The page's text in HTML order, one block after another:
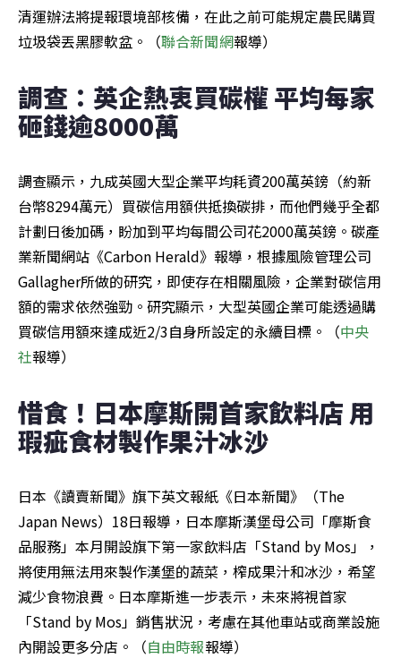
清運辦法將提報環境部核備，在此之前可能規定農民購買
垃圾袋丟黑膠軟盆。（聯合新聞網報導）
調查：英企熱衷買碳權 平均每家
砸錢逾8000萬
調查顯示，九成英國大型企業平均耗資200萬英鎊（約新
台幣8294萬元）買碳信用額供抵換碳排，而他們幾乎全都
計劃日後加碼，盼加到平均每間公司花2000萬英鎊。碳產
業新聞網站《Carbon Herald》報導，根據風險管理公司
Gallagher所做的研究，即使存在相關風險，企業對碳信用
額的需求依然強勁。研究顯示，大型英國企業可能透過購
買碳信用額來達成近2/3自身所設定的永續目標。（中央
社報導）
惜食！日本摩斯開首家飲料店 用
瑕疵食材製作果汁冰沙
日本《讀賣新聞》旗下英文報紙《日本新聞》（The
Japan News）18日報導，日本摩斯漢堡母公司「摩斯食
品服務」本月開設旗下第一家飲料店「Stand by Mos」，
將使用無法用來製作漢堡的蔬菜，榨成果汁和冰沙，希望
減少食物浪費。日本摩斯進一步表示，未來將視首家
「Stand by Mos」銷售狀況，考慮在其他車站或商業設施
內開設更多分店。（自由時報報導）